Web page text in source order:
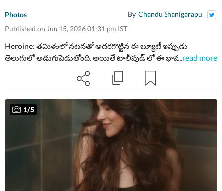
Photos By Chandu Shanigarapu
Published on Jun 15, 2026 01:31 pm IST
Heroine: తమిళంలో నటనతో అదరగొట్టిన ఈ బ్యూటీ ఇప్పుడు
తెలుగులో అడుగుపెడుతోంది. అయితే టాలీవుడ్ లో ఈ భామ ఫస్ట్ మూవీ
రిలీజ్ కాకముందే ఓ వివాదంలో చిక్కుకుంది. డైరెక్టర్ పై సంచలన కామెంట్లు
చేసిన ఈ హీరోయిన్ ఎవరో ఇక్కడ చూసేయండి.
...read more
1/5